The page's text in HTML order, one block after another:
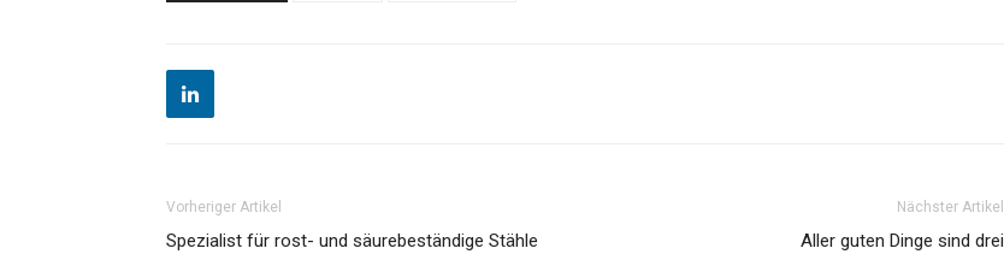
Vorheriger Artikel
Spezialist für rost- und säurebeständige Stähle
Nächster Artikel
Aller guten Dinge sind drei